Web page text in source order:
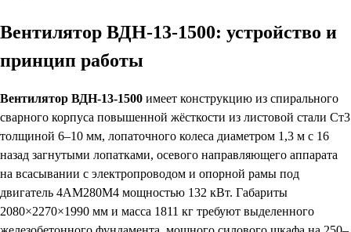
Вентилятор ВДН-13-1500: устройство и
принцип работы
Вентилятор ВДН-13-1500 имеет конструкцию из спирального
сварного корпуса повышенной жёсткости из листовой стали Ст3
толщиной 6–10 мм, лопаточного колеса диаметром 1,3 м с 16
назад загнутыми лопатками, осевого направляющего аппарата
на всасывании с электропроводом и опорной рамы под
двигатель 4АМ280М4 мощностью 132 кВт. Габариты
2080×2270×1990 мм и масса 1811 кг требуют выделенного